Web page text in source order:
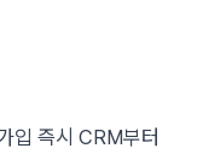
입 즉시 CRM부터